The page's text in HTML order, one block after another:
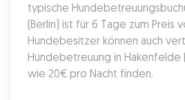
typische
(Berlin) ist für 6 Tage zum Preis
Hundebesitzer können auch
Hundebetreuung in Hakenfelde
wie 20€ pro Nacht finden.